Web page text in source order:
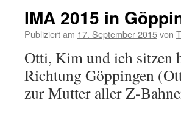
IMA 2015 in
Publiziert am 17. September 2015von
Otti, Kim und ich sitzen
Richtung Göppingen
zur Mutter aller Z-